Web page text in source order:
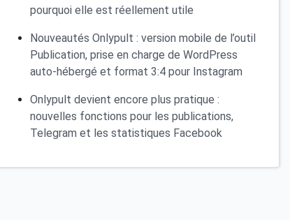
pourquoi elle est réellement utile
Nouveautés Onlypult : version mobile de l’outil
Publication, prise en charge de WordPress
auto-hébergé et format 3:4 pour Instagram
Onlypult devient encore plus pratique :
nouvelles fonctions pour les publications,
Telegram et les statistiques Facebook